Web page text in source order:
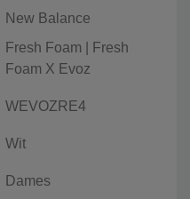
New Balance
Fresh Foam
Fresh
Foam X Evoz
WEVOZRE4
Wit
Dames